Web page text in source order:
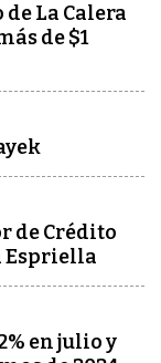
La Calera
de $1
de Crédito
Espriella
en julio y